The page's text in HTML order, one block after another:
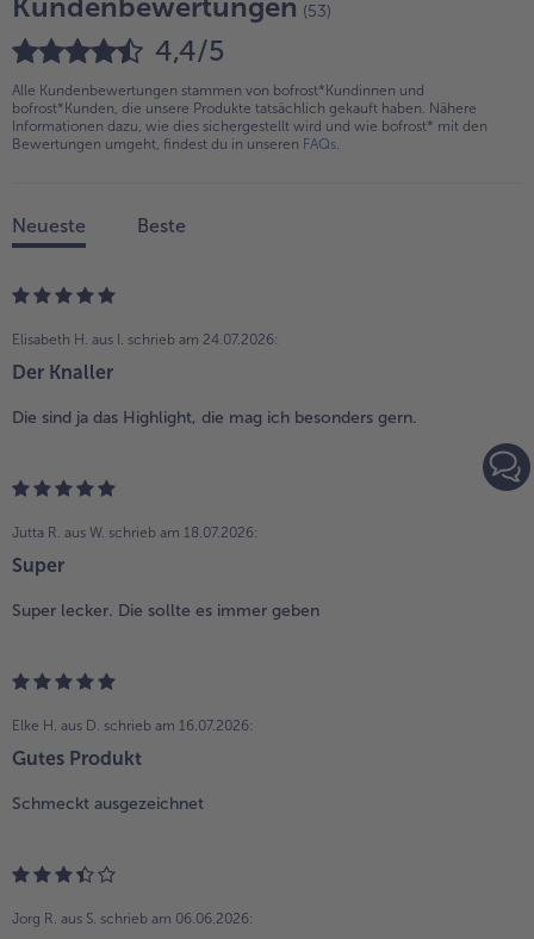
Kundenbewertungen (53)
4,4/5
Alle Kundenbewertungen stammen von bofrost*Kundinnen und
bofrost*Kunden, die unsere Produkte tatsächlich gekauft haben. Nähere
Informationen dazu, wie dies sichergestellt wird und wie bofrost* mit den
Bewertungen umgeht, findest du in unseren FAQs.
Neueste Beste
Elisabeth H. aus I. schrieb am 24.07.2026:
Der Knaller
Die sind ja das Highlight, die mag ich besonders gern.
Jutta R. aus W. schrieb am 18.07.2026:
Super
Super lecker. Die sollte es immer geben
Elke H. aus D. schrieb am 16.07.2026:
Gutes Produkt
Schmeckt ausgezeichnet
Jorg R. aus S. schrieb am 06.06.2026: